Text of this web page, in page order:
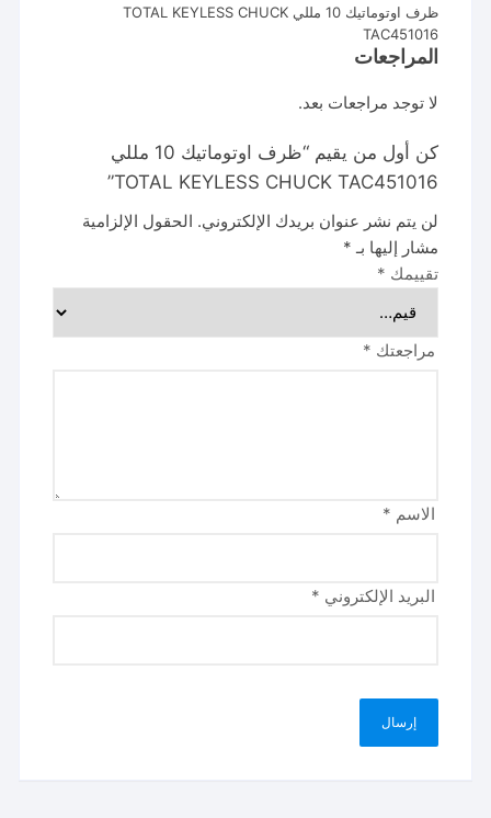
ظرف اوتوماتيك 10 مللي TOTAL KEYLESS CHUCK
TAC451016
المراجعات
لا توجد مراجعات بعد.
كن أول من يقيم “ظرف اوتوماتيك 10 مللي
TOTAL KEYLESS CHUCK TAC451016”
لن يتم نشر عنوان بريدك الإلكتروني. الحقول الإلزامية
مشار إليها بـ *
تقييمك *
مراجعتك *
الاسم *
البريد الإلكتروني *